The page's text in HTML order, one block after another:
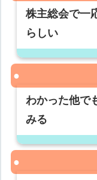
株主総会で一
らしい
わかった他で
みる